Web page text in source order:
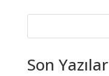
Son Yazılar